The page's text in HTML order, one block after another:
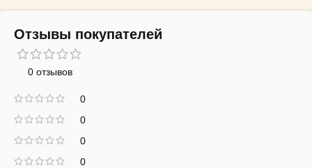
Отзывы покупателей
0 отзывов
0
0
0
0